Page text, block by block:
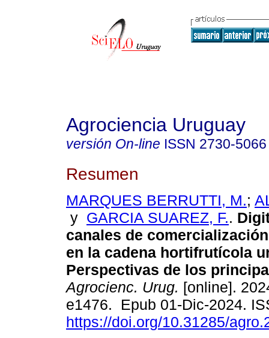
Agrociencia Uruguay
versión On-line ISSN 2730-5066
Resumen
MARQUES BERRUTTI, M.;
y GARCIA SUAREZ, F..
canales de
en la cadena hortifrutícola
Perspectivas de los
Agrocienc. Urug. [online].
e1476. Epub 01-Dic-2024.
https://doi.org/10.31285/